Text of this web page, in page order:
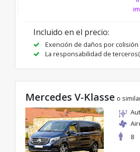
Incluido en el precio:
Exención de daños por colisión
La responsabilidad de
Mercedes V-Klasse o
8